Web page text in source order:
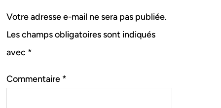
Votre adresse e-mail ne sera pas publiée.
Les champs obligatoires sont indiqués
avec *
Commentaire *